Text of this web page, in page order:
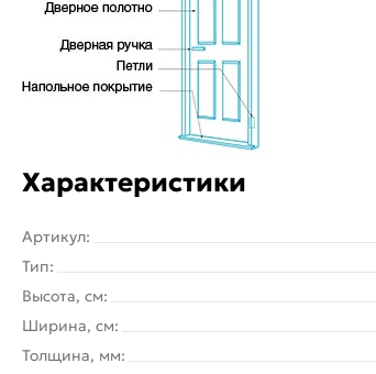
Характеристики
Артикул:
Тип:
Высота, см:
Ширина, см:
Толщина, мм: